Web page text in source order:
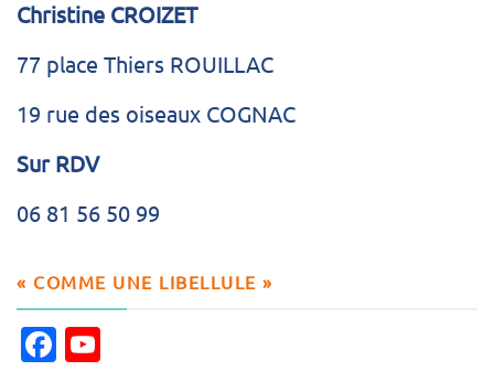
Christine CROIZET
77 place Thiers ROUILLAC
19 rue des oiseaux COGNAC
Sur RDV
06 81 56 50 99
« COMME UNE LIBELLULE »
Facebook